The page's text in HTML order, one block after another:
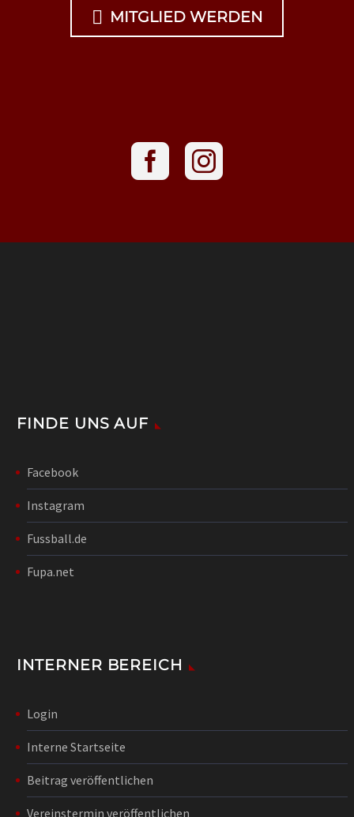
 MITGLIED WERDEN
FINDE UNS AUF
Facebook
Instagram
Fussball.de
Fupa.net
INTERNER BEREICH
Login
Interne Startseite
Beitrag veröffentlichen
Vereinstermin veröffentlichen